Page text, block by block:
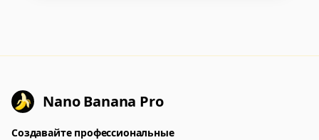
Nano Banana Pro
Создавайте профессиональные